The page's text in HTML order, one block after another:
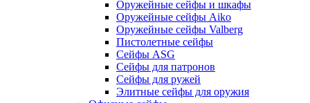
Оружейные сейфы и шкафы
Оружейные сейфы Aiko
Оружейные сейфы Valberg
Пистолетные сейфы
Сейфы ASG
Сейфы для патронов
Сейфы для ружей
Элитные сейфы для оружия